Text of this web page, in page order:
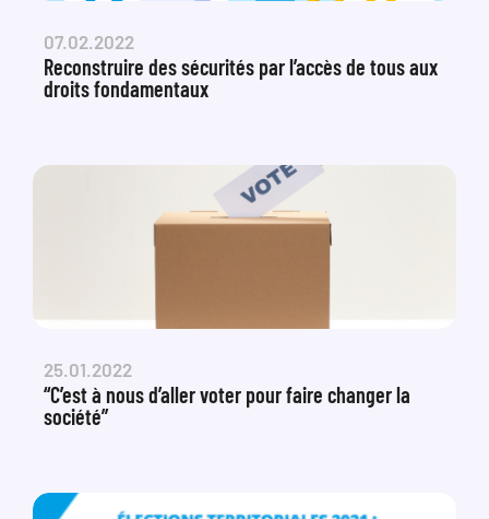
07.02.2022
Reconstruire des sécurités par l’accès de tous aux
droits fondamentaux
25.01.2022
“C’est à nous d’aller voter pour faire changer la
société”